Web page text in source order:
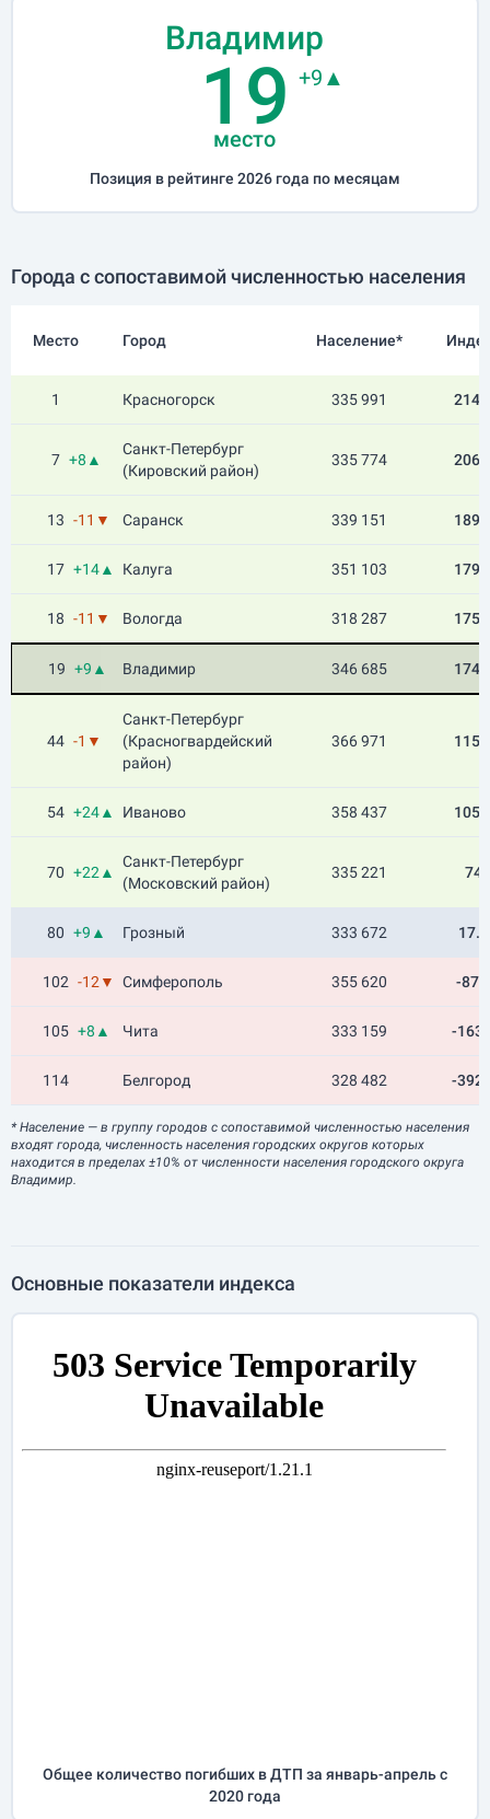
Владимир
19
место
+9▲
Позиция в рейтинге 2026 года по месяцам
Города с сопоставимой численностью населения
Место Город Население*
1 Красногорск 335 991
7 +8▲
Санкт-Петербург
(Кировский район)
335 774
13 -11▼ Саранск 339 151
17 +14▲ Калуга 351 103
18 -11▼ Вологда 318 287
19 +9▲ Владимир 346 685
44 -1▼
Санкт-Петербург
(Красногвардейский
район)
366 971
54 +24▲ Иваново 358 437
70 +22▲
Санкт-Петербург
(Московский район)
335 221 74
80 +9▲ Грозный 333 672 17.5
102 -12▼ Симферополь 355 620 -
105 +8▲ Чита 333 159 -
114 Белгород 328 482 -
* Население — в группу городов с сопоставимой численностью населения
входят города, численность населения городских округов которых
находится в пределах ±10% от численности населения городского округа
Владимир.
Основные показатели индекса
Общее количество погибших в ДТП за январь-апрельс
2020 года